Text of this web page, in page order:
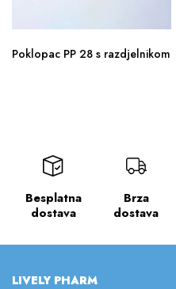
Poklopac PP 28 s razdjelnikom
Besplatna
dostava
Brza
dostava
LIVELY PHARM